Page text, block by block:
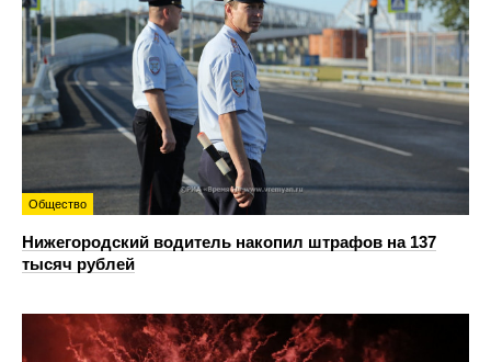
Общество
Нижегородский водитель накопил штрафов на 137
тысяч рублей